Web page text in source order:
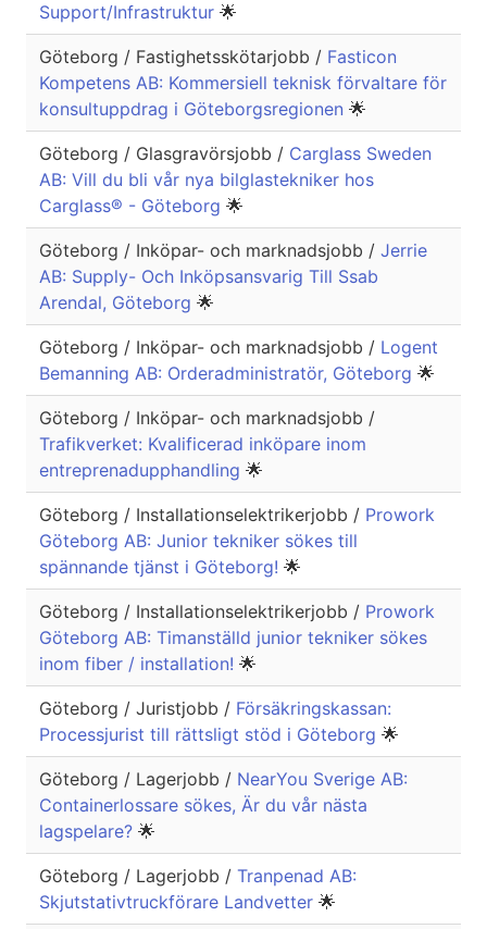
Support/Infrastruktur 🌟
Göteborg / Fastighetsskötarjobb / Fasticon
Kompetens AB: Kommersiell teknisk förvaltare för
konsultuppdrag i Göteborgsregionen 🌟
Göteborg / Glasgravörsjobb / Carglass Sweden
AB: Vill du bli vår nya bilglastekniker hos
Carglass® - Göteborg 🌟
Göteborg / Inköpar- och marknadsjobb / Jerrie
AB: Supply- Och Inköpsansvarig Till Ssab
Arendal, Göteborg 🌟
Göteborg / Inköpar- och marknadsjobb / Logent
Bemanning AB: Orderadministratör, Göteborg 🌟
Göteborg / Inköpar- och marknadsjobb /
Trafikverket: Kvalificerad inköpare inom
entreprenadupphandling 🌟
Göteborg / Installationselektrikerjobb / Prowork
Göteborg AB: Junior tekniker sökes till
spännande tjänst i Göteborg! 🌟
Göteborg / Installationselektrikerjobb / Prowork
Göteborg AB: Timanställd junior tekniker sökes
inom fiber / installation! 🌟
Göteborg / Juristjobb / Försäkringskassan:
Processjurist till rättsligt stöd i Göteborg 🌟
Göteborg / Lagerjobb / NearYou Sverige AB:
Containerlossare sökes, Är du vår nästa
lagspelare? 🌟
Göteborg / Lagerjobb / Tranpenad AB:
Skjutstativtruckförare Landvetter 🌟